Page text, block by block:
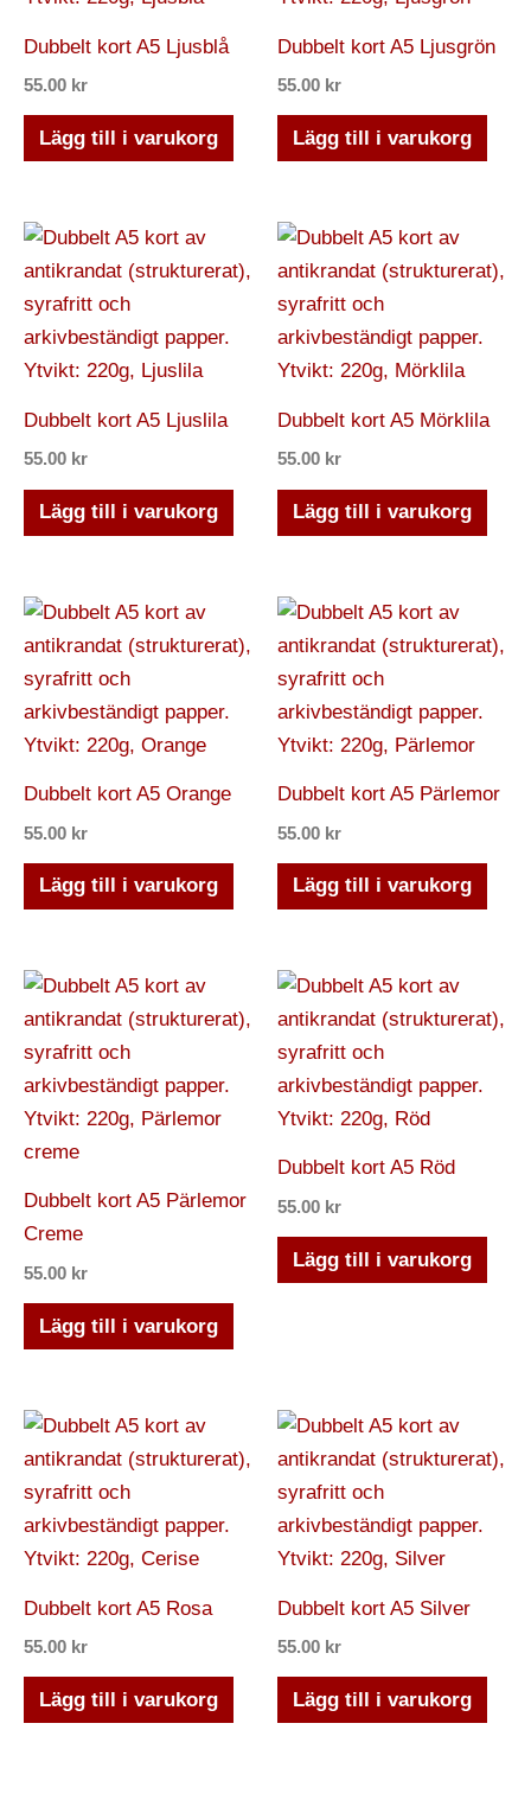
Dubbelt kort A5 Ljusblå
55.00 kr
Lägg till i varukorg
Dubbelt kort A5 Ljusgrön
55.00 kr
Lägg till i varukorg
Dubbelt kort A5 Ljuslila
55.00 kr
Lägg till i varukorg
Dubbelt kort A5 Mörklila
55.00 kr
Lägg till i varukorg
Dubbelt kort A5 Orange
55.00 kr
Lägg till i varukorg
Dubbelt kort A5 Pärlemor
55.00 kr
Lägg till i varukorg
Dubbelt kort A5 Pärlemor
Creme
55.00 kr
Lägg till i varukorg
Dubbelt kort A5 Röd
55.00 kr
Lägg till i varukorg
Dubbelt kort A5 Rosa
55.00 kr
Lägg till i varukorg
Dubbelt kort A5 Silver
55.00 kr
Lägg till i varukorg